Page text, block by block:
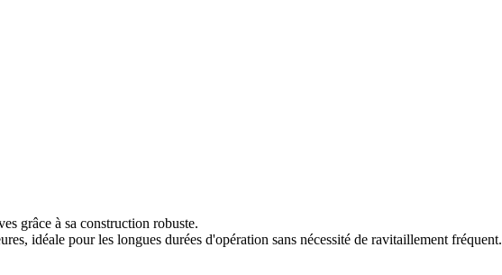
grâce à sa construction robuste.
idéale pour les longues durées d'opération sans nécessité de ravitaillement fréquent.